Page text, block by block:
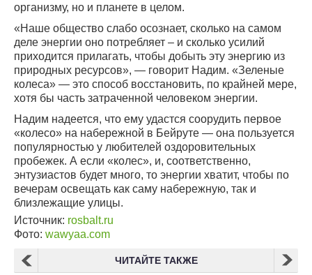
организму, но и планете в целом.
«Наше общество слабо осознает, сколько на самом
деле энергии оно потребляет – и сколько усилий
приходится прилагать, чтобы добыть эту энергию из
природных ресурсов», — говорит Надим. «Зеленые
колеса» — это способ восстановить, по крайней мере,
хотя бы часть затраченной человеком энергии.
Надим надеется, что ему удастся соорудить первое
«колесо» на набережной в Бейруте — она пользуется
популярностью у любителей оздоровительных
пробежек. А если «колес», и, соответственно,
энтузиастов будет много, то энергии хватит, чтобы по
вечерам освещать как саму набережную, так и
близлежащие улицы.
Источник: rosbalt.ru
Фото: wawyaa.com
ЧИТАЙТЕ ТАКЖЕ